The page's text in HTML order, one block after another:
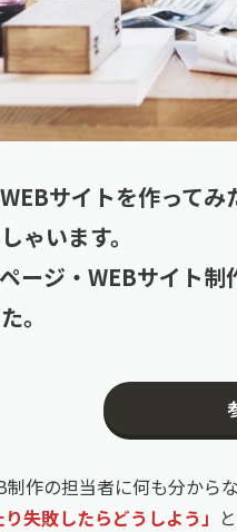
サイトを作って
ゃいます。
ージ・WEBサイト
。
作の担当者に何も分から
失敗したらどうしよう」